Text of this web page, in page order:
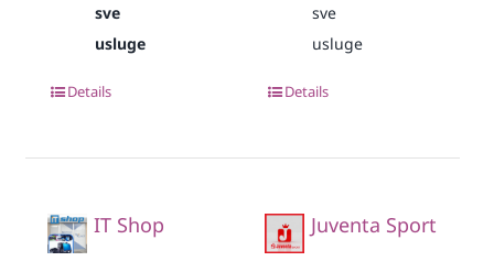
sve
usluge
Details
sve
usluge
Details
IT Shop Juventa Sport